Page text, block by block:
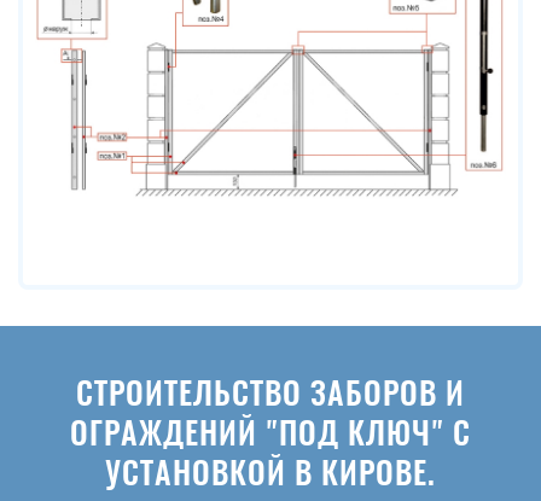
СТРОИТЕЛЬСТВО ЗАБОРОВ И
ОГРАЖДЕНИЙ "ПОД КЛЮЧ" С
УСТАНОВКОЙ В КИРОВЕ.